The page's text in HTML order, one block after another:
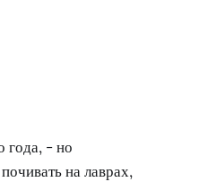
года, - но
на лаврах,